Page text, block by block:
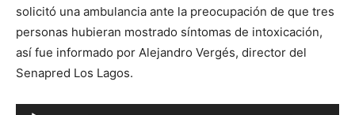
solicitó una ambulancia ante la preocupación de que tres
personas hubieran mostrado síntomas de intoxicación,
así fue informado por Alejandro Vergés, director del
Senapred Los Lagos.